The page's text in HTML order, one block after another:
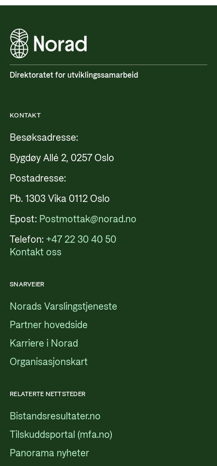
Direktoratet for utviklingssamarbeid
KONTAKT
Besøksadresse:
Bygdøy Allé 2, 0257 Oslo
Postadresse:
Pb. 1303 Vika 0112 Oslo
Epost: Postmottak@norad.no
Telefon: +47 22 30 40 50
Kontakt oss
SNARVEIER
Norads Varslingstjeneste
Partner hovedside
Karriere i Norad
Organisasjonskart
RELATERTE NETTSTEDER
Bistandsresultater.no
Tilskuddsportal (mfa.no)
Panorama nyheter